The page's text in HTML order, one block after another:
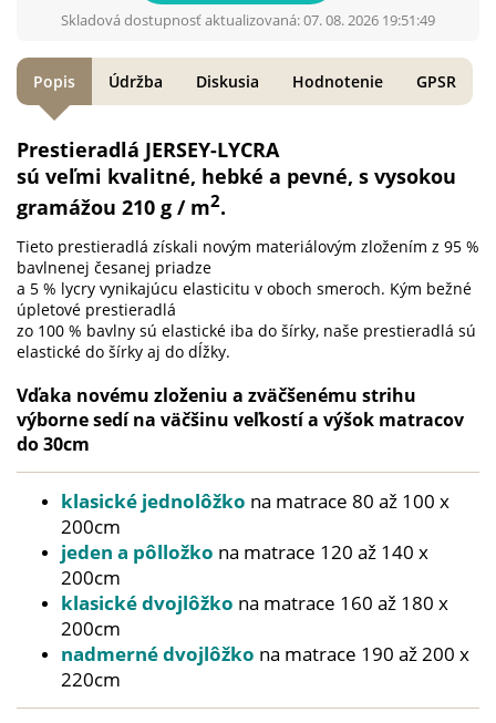
Skladová dostupnosť aktualizovaná: 07. 08. 2026 19:51:49
Prestieradlá JERSEY-LYCRA
sú veľmi kvalitné, hebké a pevné, s vysokou
gramážou 210 g / m2.
Tieto prestieradlá získali novým materiálovým zložením z 95 %
bavlnenej česanej priadze
a 5 % lycry vynikajúcu elasticitu v oboch smeroch. Kým bežné
úpletové prestieradlá
zo 100 % bavlny sú elastické iba do šírky, naše prestieradlá sú
elastické do šírky aj do dĺžky.
Vďaka novému zloženiu a zväčšenému strihu
výborne sedí na väčšinu veľkostí a výšok matracov
do 30cm
klasické jednolôžko na matrace 80 až 100 x
200cm
jeden a pôlložko na matrace 120 až 140 x
200cm
klasické dvojlôžko na matrace 160 až 180 x
200cm
nadmerné dvojlôžko na matrace 190 až 200 x
220cm
Popis Údržba Diskusia Hodnotenie GPSR